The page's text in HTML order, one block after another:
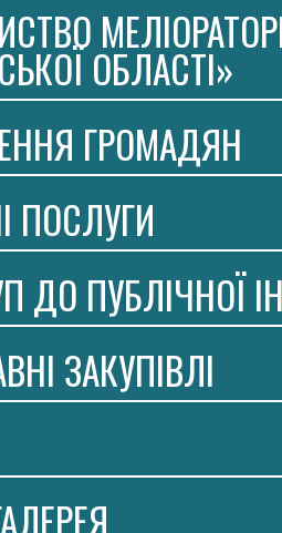
ОБЛАСТІ»
ГРОМАДЯН
ПОСЛУГИ
ДО ПУБЛІЧНОЇ
ЗАКУПІВЛІ